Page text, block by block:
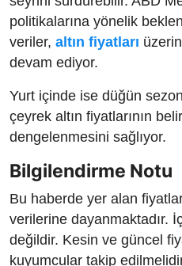
politikalarına yönelik
veriler, altın fiyatları
devam ediyor.
Yurt içinde ise düğün
çeyrek altın fiyatlarının
dengelenmesini sağlıyor.
Bilgilendirme Notu
Bu haberde yer alan
verilerine dayanmaktadır.
değildir. Kesin ve güncel
kuyumcular takip